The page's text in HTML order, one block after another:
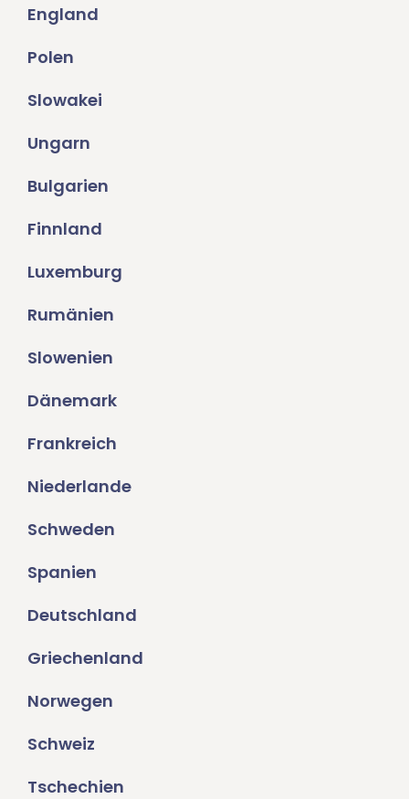
England
Polen
Slowakei
Ungarn
Bulgarien
Finnland
Luxemburg
Rumänien
Slowenien
Dänemark
Frankreich
Niederlande
Schweden
Spanien
Deutschland
Griechenland
Norwegen
Schweiz
Tschechien